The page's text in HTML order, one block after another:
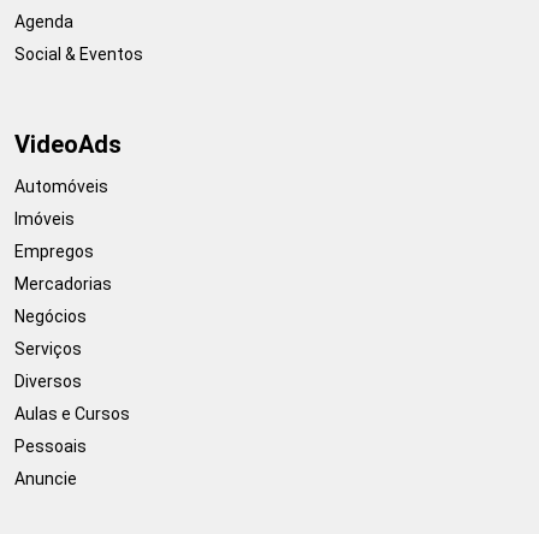
Agenda
Social & Eventos
VideoAds
Automóveis
Imóveis
Empregos
Mercadorias
Negócios
Serviços
Diversos
Aulas e Cursos
Pessoais
Anuncie